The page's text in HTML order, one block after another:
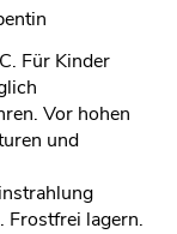
Für Kinder
Vor hohen
und
Frostfrei lagern.